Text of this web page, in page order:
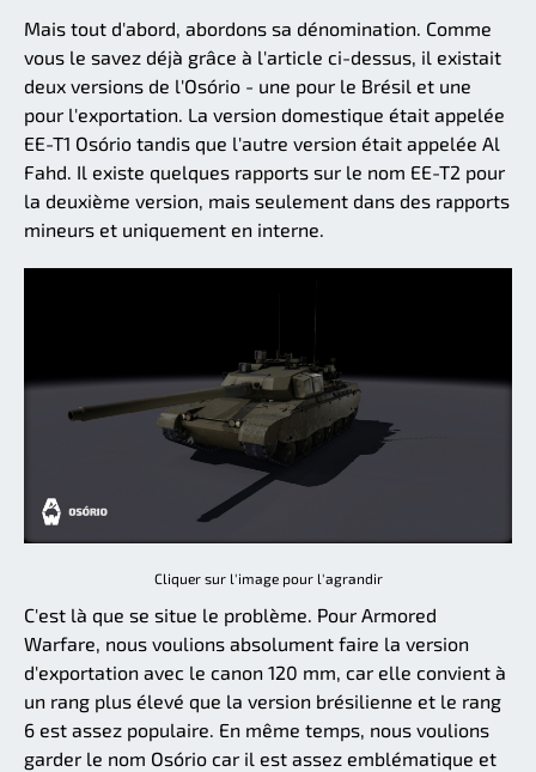
Mais tout d'abord, abordons sa dénomination. Comme
vous le savez déjà grâce à l'article ci-dessus, il existait
deux versions de l'Osório - une pour le Brésil et une
pour l'exportation. La version domestique était appelée
EE-T1 Osório tandis que l'autre version était appelée Al
Fahd. Il existe quelques rapports sur le nom EE-T2 pour
la deuxième version, mais seulement dans des rapports
mineurs et uniquement en interne.
Cliquer sur l'image pour l'agrandir
C'est là que se situe le problème. Pour Armored
Warfare, nous voulions absolument faire la version
d'exportation avec le canon 120 mm, car elle convient à
un rang plus élevé que la version brésilienne et le rang
6 est assez populaire. En même temps, nous voulions
garder le nom Osório car il est assez emblématique et